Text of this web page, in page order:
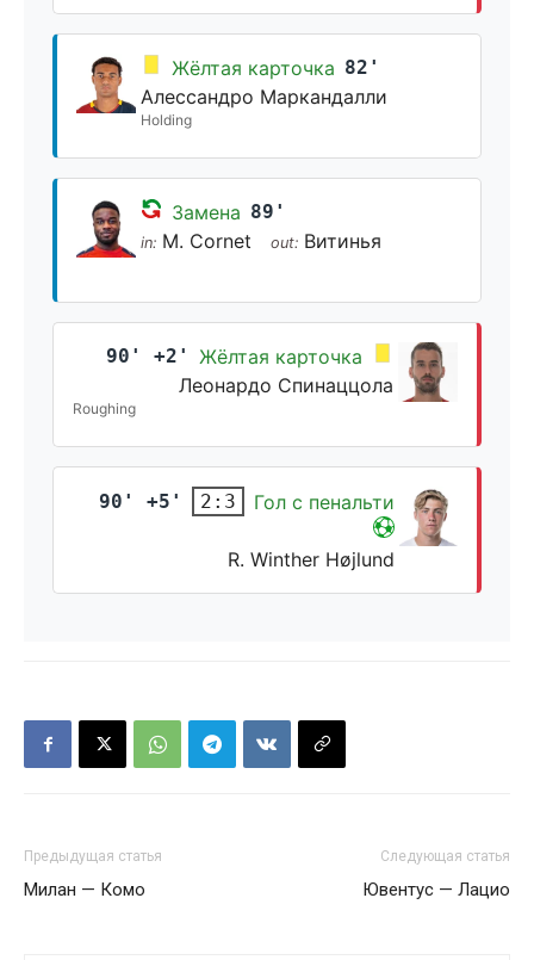
Жёлтая карточка 82'
Алессандро Маркандалли
Holding
Замена 89'
in: M. Cornet out: Витинья
90' +2'
Жёлтая карточка
Леонардо Спинаццола
Roughing
90' +5' 2:3 Гол с пенальти
R. Winther Højlund
Предыдущая статья
Милан — Комо
Следующая статья
Ювентус — Лацио